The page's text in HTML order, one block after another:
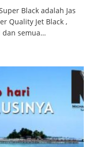
Black adalah Jas
Quality Jet Black ,
dan semua…